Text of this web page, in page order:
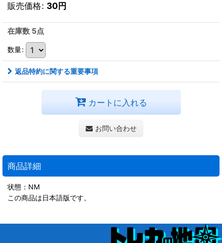
販売価格: 30円
在庫数 5点
数量:
返品特約に関する重要事項
カートに入れる
お問い合わせ
商品詳細
状態：NM
この商品は日本語版です。